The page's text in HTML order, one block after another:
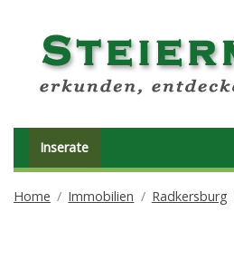
Inserate
Home Immobilien Radkersburg